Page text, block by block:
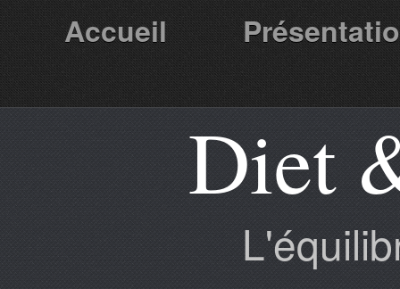
Accueil
Partenaires Diet